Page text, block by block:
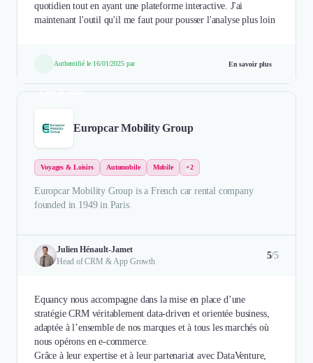
quotidien tout en ayant une plateforme interactive. J'ai
maintenant l'outil qu'il me faut pour pousser l'analyse plus loin
Authentifié le 16/01/2025 par En savoir plus
Coup de coeur
Europcar Mobility Group
Voyages & Loisirs Automobile Mobile +2
Europcar Mobility Group is a French car rental company
founded in 1949 in Paris.
Julien Hénault-Jamet
Head of CRM & App Growth
5/5
Equancy nous accompagne dans la mise en place d’une
stratégie CRM véritablement data-driven et orientée business,
adaptée à l’ensemble de nos marques et à tous les marchés où
nous opérons en e-commerce.
Grâce à leur expertise et à leur partenariat avec DataVenture,